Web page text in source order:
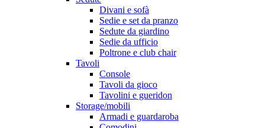
Divani e sofà
Sedie e set da pranzo
Sedute da giardino
Sedie da ufficio
Poltrone e club chair
Tavoli
Console
Tavoli da gioco
Tavolini e gueridon
Storage/mobili
Armadi e guardaroba